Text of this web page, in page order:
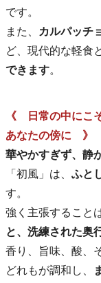
です。
また、
カルパッチ
ど、現代的な軽食
できます。
《 日常の中にこ
あなたの傍に 》
華やかすぎず、静
「初風」は、 ふと
す。
強く主張すること
と、洗練された奥
香り、旨味、酸、
どれもが調和し、